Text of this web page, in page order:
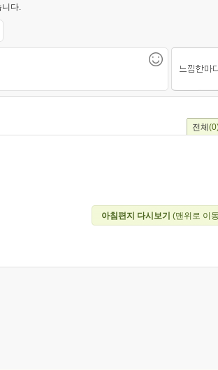
니다.
전체
아침편지 다시보기 (맨위로 이